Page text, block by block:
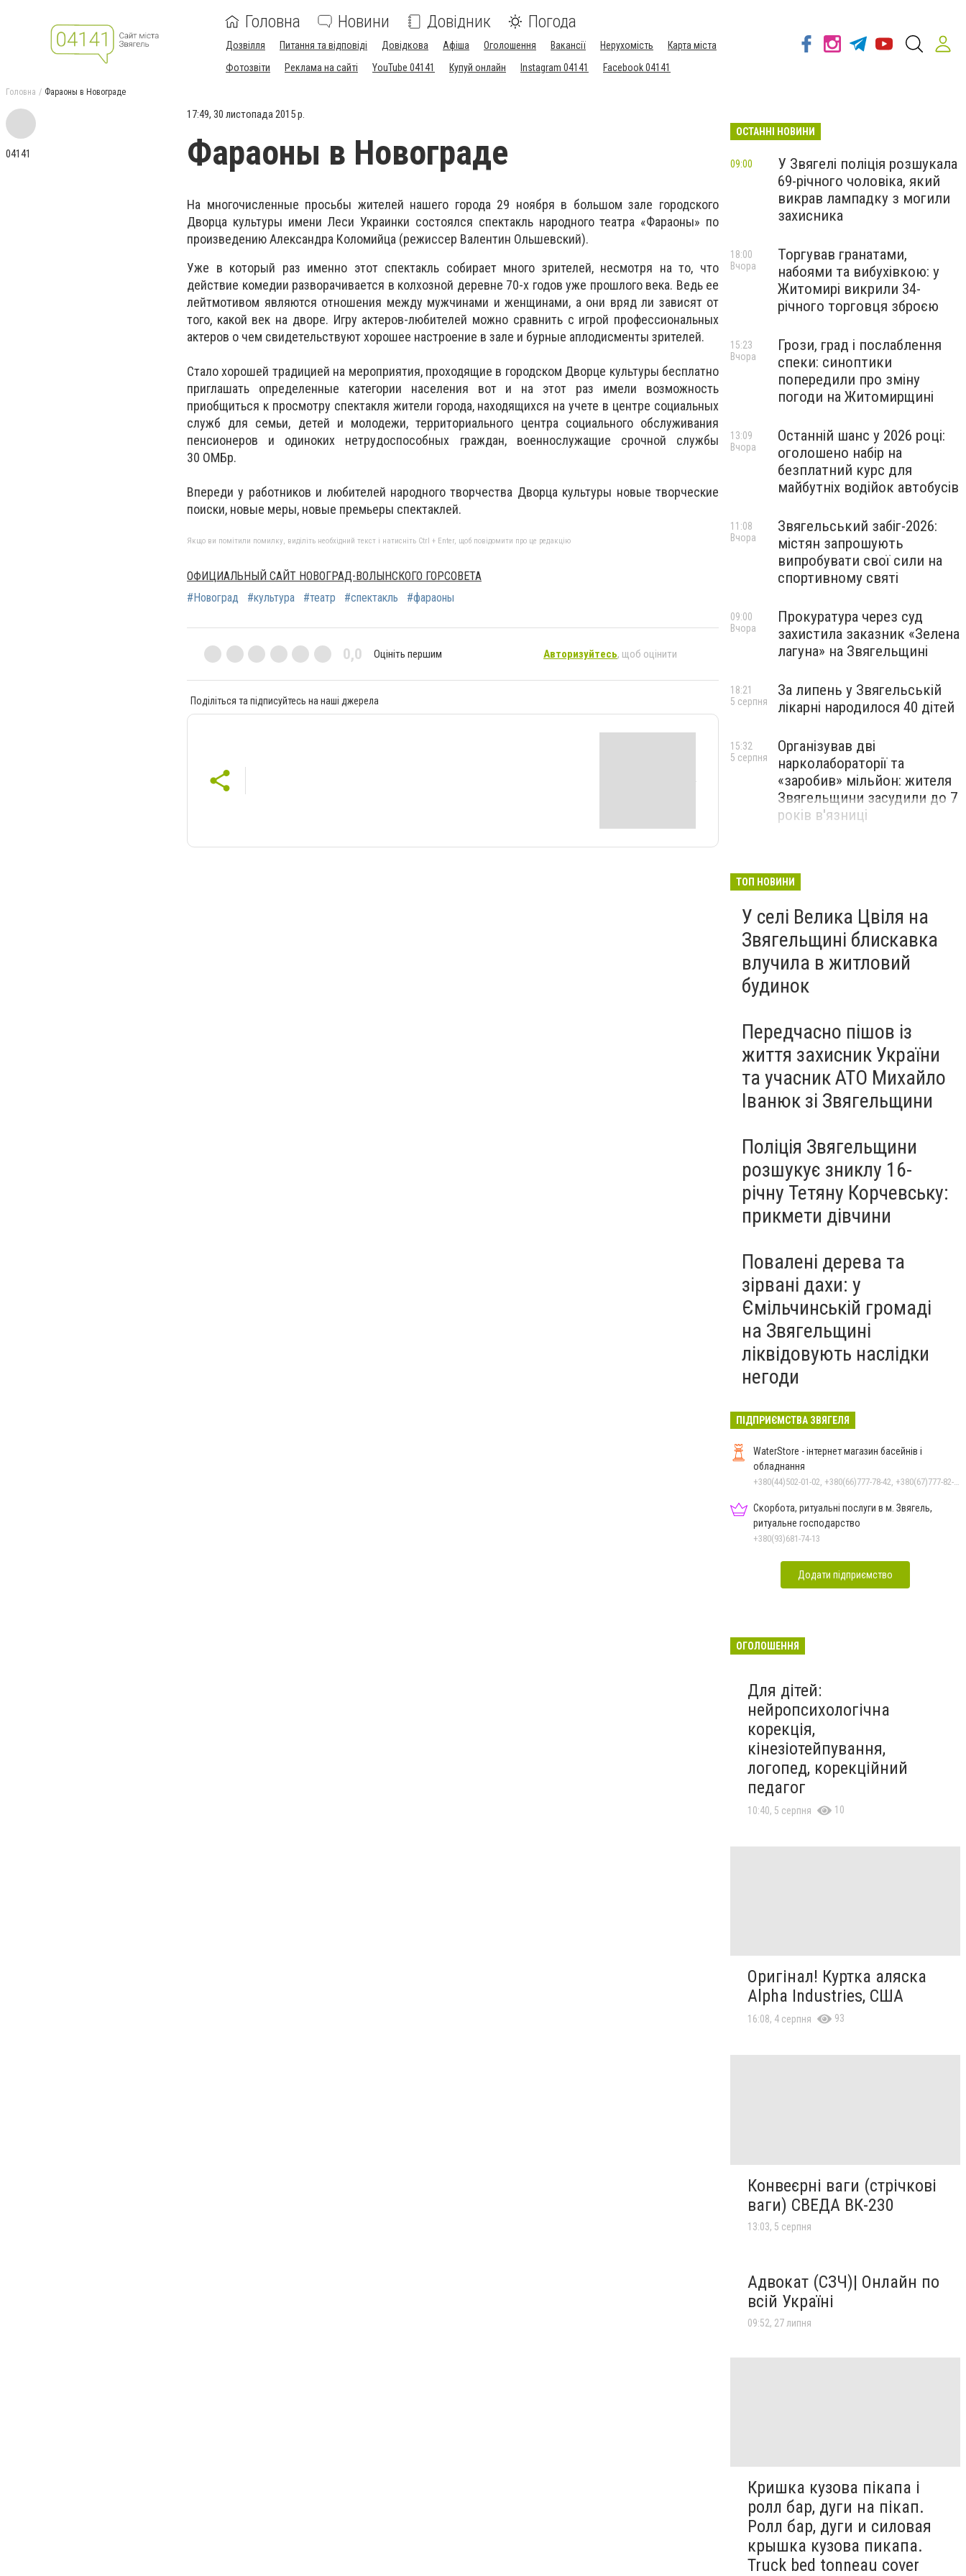
Головна Новини Довідник Погода
Дозвілля Питання та відповіді Довідкова Афіша Оголошення Вакансії Нерухомість
Карта міста
Фотозвіти
Реклама на сайті YouTube 04141 Купуй онлайн Instagram 04141 Facebook 04141
Головна Фараоны в Новограде
04141
17:49, 30 листопада 2015 р.
Фараоны в Новограде
На многочисленные просьбы жителей нашего города 29 ноября в большом зале городского
Дворца культуры имени Леси Украинки состоялся спектакль народного театра «Фараоны» по
произведению Александра Коломийца (режиссер Валентин Ольшевский).
Уже в который раз именно этот спектакль собирает много зрителей, несмотря на то, что
действие комедии разворачивается в колхозной деревне 70-х годов уже прошлого века. Ведь ее
лейтмотивом являются отношения между мужчинами и женщинами, а они вряд ли зависят от
того, какой век на дворе. Игру актеров-любителей можно сравнить с игрой профессиональных
актеров о чем свидетельствуют хорошее настроение в зале и бурные аплодисменты зрителей.
Стало хорошей традицией на мероприятия, проходящие в городском Дворце культуры бесплатно
приглашать определенные категории населения вот и на этот раз имели возможность
приобщиться к просмотру спектакля жители города, находящихся на учете в центре социальных
служб для семьи, детей и молодежи, территориального центра социального обслуживания
пенсионеров и одиноких нетрудоспособных граждан, военнослужащие срочной службы
30 ОМБр.
Впереди у работников и любителей народного творчества Дворца культуры новые творческие
поиски, новые меры, новые премьеры спектаклей.
Якщо ви помітили помилку, виділіть необхідний текст і натисніть Ctrl + Enter, щоб повідомити про це редакцію
ОФИЦИАЛЬНЫЙ САЙТ НОВОГРАД-ВОЛЫНСКОГО ГОРСОВЕТА
#Новоград
#культура #театр #спектакль #фараоны
0,0 Оцініть першим Авторизуйтесь, щоб оцінити
Поділіться та підписуйтесь на наші джерела
ОСТАННІ НОВИНИ
У Звягелі поліція розшукала
69-річного чоловіка, який
викрав лампадку з могили
захисника
09:00
Торгував гранатами,
набоями та вибухівкою: у
Житомирі викрили 34-
річного торговця зброєю
18:00
Вчора
Грози, град і послаблення
спеки: синоптики
попередили про зміну
погоди на Житомирщині
15:23
Вчора
Останній шанс у 2026 році:
оголошено набір на
безплатний курс для
майбутніх водійок автобусів
13:09
Вчора
Звягельський забіг-2026:
містян запрошують
випробувати свої сили на
спортивному святі
11:08
Вчора
Прокуратура через суд
захистила заказник «Зелена
лагуна» на Звягельщині
09:00
Вчора
За липень у Звягельській
лікарні народилося 40 дітей
18:21
5 серпня
Організував дві
нарколабораторії та
«заробив» мільйон: жителя
Звягельщини засудили до 7
років в'язниці
15:32
5 серпня
ТОП НОВИНИ
У селі Велика Цвіля на
Звягельщині блискавка
влучила в житловий
будинок
Передчасно пішов із
життя захисник України
та учасник АТО Михайло
Іванюк зі Звягельщини
Поліція Звягельщини
розшукує зниклу 16-
річну Тетяну Корчевську:
прикмети дівчини
Повалені дерева та
зірвані дахи: у
Ємільчинській громаді
на Звягельщині
ліквідовують наслідки
негоди
ПІДПРИЄМСТВА ЗВЯГЕЛЯ
WaterStore - інтернет магазин басейнів і
обладнання
+380(44)502-01-02, +380(66)777-78-42, +380(67)777-82-19, +380(67)890-80-80, +380(73)890-80-80, +380(44)502-01-03
Скорбота, ритуальні послуги в м. Звягель,
ритуальне господарство
+380(93)681-74-13
Додати підприємство
ОГОЛОШЕННЯ
Для дітей:
нейропсихологічна
корекція,
кінезіотейпування,
логопед, корекційний
педагог
10:40, 5 серпня 10
Оригінал! Куртка аляска
Alpha Industries, США
16:08, 4 серпня 93
Конвеєрні ваги (стрічкові
ваги) СВЕДА ВК-230
13:03, 5 серпня
Адвокат (СЗЧ)| Онлайн по
всій Україні
09:52, 27 липня
Кришка кузова пікапа і
ролл бар, дуги на пікап.
Ролл бар, дуги и силовая
крышка кузова пикапа.
Truck bed tonneau cover